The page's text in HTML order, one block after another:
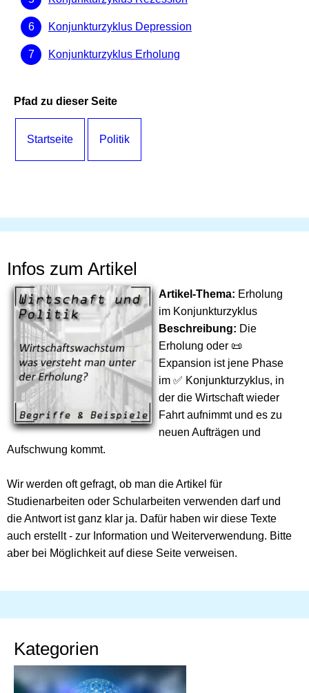
Konjunkturzyklus Depression
Konjunkturzyklus Erholung
Pfad zu dieser Seite
Startseite Politik
Infos zum Artikel
Artikel-Thema: Erholung
im Konjunkturzyklus
Beschreibung: Die
Erholung oder 📜
Expansion ist jene Phase
im ✅ Konjunkturzyklus, in
der die Wirtschaft wieder
Fahrt aufnimmt und es zu
neuen Aufträgen und
Aufschwung kommt.
Wir werden oft gefragt, ob man die Artikel für
Studienarbeiten oder Schularbeiten verwenden darf und
die Antwort ist ganz klar ja. Dafür haben wir diese Texte
auch erstellt - zur Information und Weiterverwendung. Bitte
aber bei Möglichkeit auf diese Seite verweisen.
Kategorien